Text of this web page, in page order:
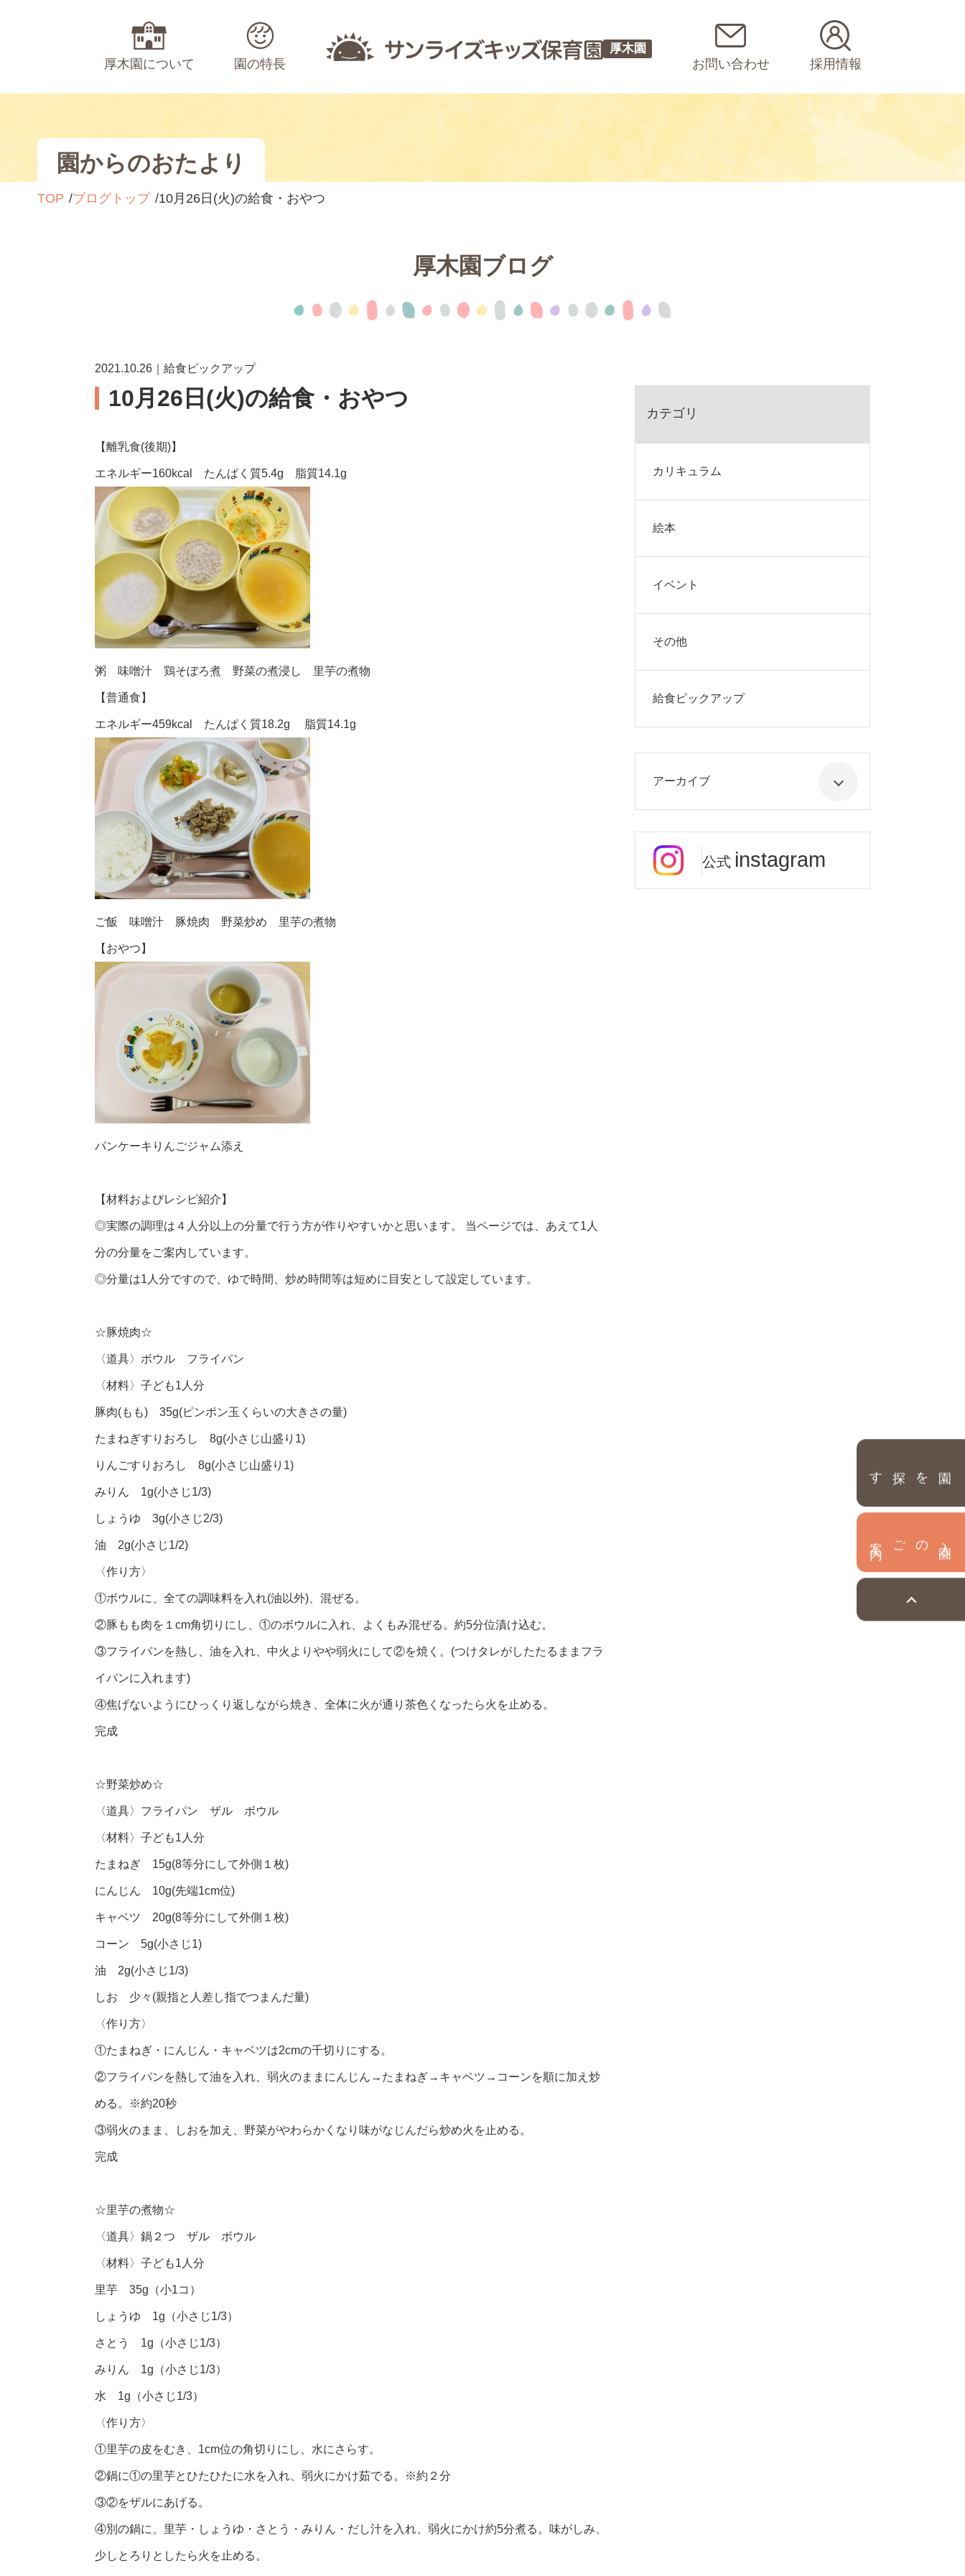
厚木園について 園の特長
厚木園
お問い合わせ 採用情報
園を探す
園からのおたより
TOP ブログトップ 10月26日(火)の給食・おやつ
厚木園ブログ
2021.10.26｜給食ピックアップ
10月26日(火)の給食・おやつ
【離乳食(後期)】
エネルギー160kcal たんぱく質5.4g 脂質14.1g
粥 味噌汁 鶏そぼろ煮 野菜の煮浸し 里芋の煮物
【普通食】
エネルギー459kcal たんぱく質18.2g 脂質14.1g
ご飯 味噌汁 豚焼肉 野菜炒め 里芋の煮物
【おやつ】
パンケーキりんごジャム添え
【材料およびレシピ紹介】
◎実際の調理は４人分以上の分量で行う方が作りやすいかと思います。 当ページでは、あえて1人
分の分量をご案内しています。
◎分量は1人分ですので、ゆで時間、炒め時間等は短めに目安として設定しています。
☆豚焼肉☆
〈道具〉ボウル フライパン
〈材料〉子ども1人分
豚肉(もも) 35g(ピンポン玉くらいの大きさの量)
たまねぎすりおろし 8g(小さじ山盛り1)
りんごすりおろし 8g(小さじ山盛り1)
みりん 1g(小さじ1/3)
しょうゆ 3g(小さじ2/3)
油 2g(小さじ1/2)
〈作り方〉
①ボウルに、全ての調味料を入れ(油以外)、混ぜる。
②豚もも肉を１cm角切りにし、①のボウルに入れ、よくもみ混ぜる。約5分位漬け込む。
③フライパンを熱し、油を入れ、中火よりやや弱火にして②を焼く。(つけタレがしたたるままフラ
イパンに入れます)
④焦げないようにひっくり返しながら焼き、全体に火が通り茶色くなったら火を止める。
完成
☆野菜炒め☆
〈道具〉フライパン ザル ボウル
〈材料〉子ども1人分
たまねぎ 15g(8等分にして外側１枚)
にんじん 10g(先端1cm位)
キャベツ 20g(8等分にして外側１枚)
コーン 5g(小さじ1)
油 2g(小さじ1/3)
しお 少々(親指と人差し指でつまんだ量)
〈作り方〉
①たまねぎ・にんじん・キャベツは2cmの千切りにする。
②フライパンを熱して油を入れ、弱火のままにんじん→たまねぎ→キャベツ→コーンを順に加え炒
める。※約20秒
③弱火のまま、しおを加え、野菜がやわらかくなり味がなじんだら炒め火を止める。
完成
☆里芋の煮物☆
〈道具〉鍋２つ ザル ボウル
〈材料〉子ども1人分
里芋 35g（小1コ）
しょうゆ 1g（小さじ1/3）
さとう 1g（小さじ1/3）
みりん 1g（小さじ1/3）
水 1g（小さじ1/3）
〈作り方〉
①里芋の皮をむき、1cm位の角切りにし、水にさらす。
②鍋に①の里芋とひたひたに水を入れ、弱火にかけ茹でる。※約２分
③②をザルにあげる。
④別の鍋に、里芋・しょうゆ・さとう・みりん・だし汁を入れ、弱火にかけ約5分煮る。味がしみ、
少しとろりとしたら火を止める。
カテゴリ
カリキュラム
絵本
イベント
その他
給食ピックアップ
アーカイブ
公式 instagram